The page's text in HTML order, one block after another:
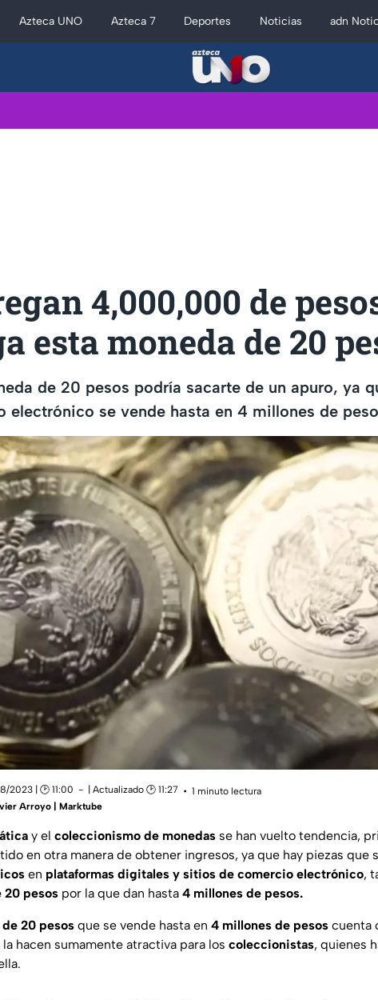
Azteca UNO Azteca 7 Deportes Noticias adn
4,000,000 de
esta moneda de 20
de 20 pesos podría sacarte de un apuro, ya
electrónico se vende hasta en 4 millones de
2023 | 🕑 11:00 | Actualizado 🕑 11:27
1 minuto lectura
Arroyo | Marktube
y el coleccionismo de monedas se han vuelto tendencia,
en otra manera de obtener ingresos, ya que hay piezas que
en plataformas digitales y sitios de comercio electrónico,
20 pesos por la que dan hasta 4 millones de pesos.
20 pesos que se vende hasta en 4 millones de pesos cuenta
hacen sumamente atractiva para los coleccionistas, quienes